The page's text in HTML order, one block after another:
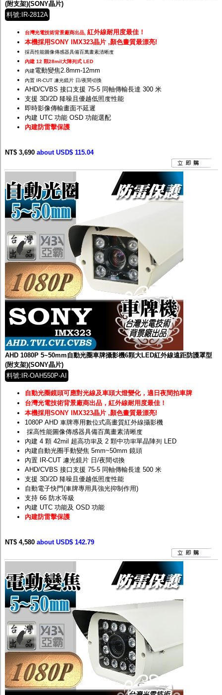
(附支架)(SONY晶片)
料號:IR-2812A
台灣光電技術背景廠商出品, 紅外線耐用度最佳！
本機採用SONY IMX323晶片 ,顏色畫質最漂亮!
採高性能圖像傳感器具備百萬畫素清晰度
內建 12 顆28mil大陣列式 LED
內建電動變焦2.8mm-12mm
內置 IR-CUT 濾光鏡片 日/夜間切換
AHD/CVBS 接口支援 75-5 同軸傳輸長達 300 米
支援 3D/2D 降噪且優越低照度性能
即時影像傳輸畫面不延遲
內建 UTC 功能 OSD 功能選配
內建防雷擊保護
NT$ 3,690 about USD$ 115.04
AHD 1080P 5~50mm自動光圈車牌攝影機6顆大LED紅外線遠距防護罩型
(附支架)(SONY晶片)
料號:IR-OAH550P-AI
自動光圈鏡頭可應對光線及車頭大燈變化，適日夜間拍車牌
台灣光電技術背景廠商出品，紅外線耐用度最佳！
本機採用SONY IMX323晶片 ,顏色畫質最漂亮!
1080P AHD 車牌專用數位式高畫質紅外線攝影機
採高性能圖像傳感器具備百萬畫素清晰度
內建 4 顆 42mil 超高功率及 2 顆中功率單晶陣列 LED
內建自動光圈手動變焦 5mm~50mm 鏡頭
內置 IR-CUT 濾光鏡片 日/夜間切換
AHD/CVBS 接口支援 75-5 同軸傳輸長達 500 米
支援 3D/2D 降噪且優越低照度性能
自動電子快門(車牌專用具強光抑制作用)
支持 66 防水等級
內建 UTC 功能及 OSD 功能
內建防雷擊保護
NT$ 4,580 about USD$ 142.79